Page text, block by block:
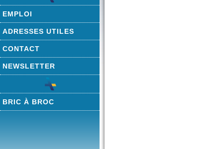
EMPLOI
ADRESSES UTILES
CONTACT
NEWSLETTER
BRIC À BROC